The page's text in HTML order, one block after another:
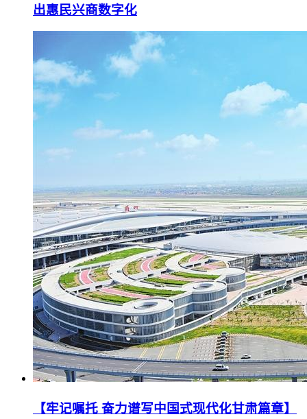
出惠民兴商数字化
【牢记嘱托 奋力谱写中国式现代化甘肃篇章】